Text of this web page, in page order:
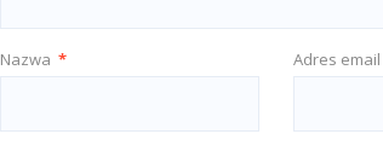
Nazwa * Adres email